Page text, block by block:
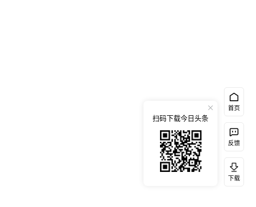
首页
反馈
下载
扫码下载今日头条